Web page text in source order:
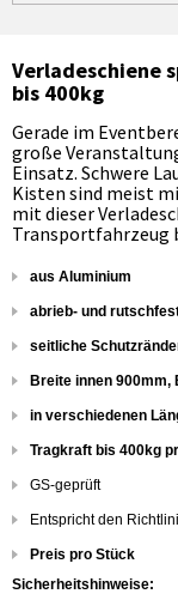
Verladeschiene
bis 400kg
Gerade im
große
Einsatz. Schwere
Kisten sind meist
mit dieser
Transportfahrzeug
aus Aluminium
abrieb- und
seitliche
Breite innen 900mm,
in verschiedenen
Tragkraft bis 400kg
GS-geprüft
Entspricht den
Preis pro Stück
Sicherheitshinweise: